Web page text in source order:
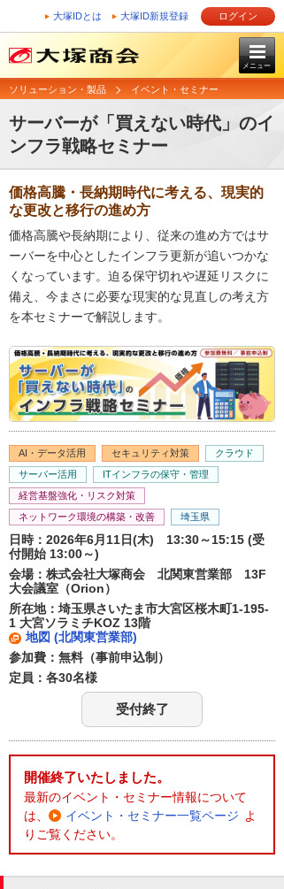
大塚IDとは 大塚ID新規登録 ログイン
メニュー
ソリューション・製品 イベント・セミナー
サーバーが「買えない時代」のイ
ンフラ戦略セミナー
価格高騰・長納期時代に考える、現実的
な更改と移行の進め方
価格高騰や長納期により、従来の進め方ではサ
ーバーを中心としたインフラ更新が追いつかな
くなっています。迫る保守切れや遅延リスクに
備え、今まさに必要な現実的な見直しの考え方
を本セミナーで解説します。
AI・データ活用 セキュリティ対策
クラウド
サーバー活用
ITインフラの保守・管理
経営基盤強化・リスク対策
ネットワーク環境の構築・改善
埼玉県
日時：2026年6月11日(木) 13:30～15:15 (受
付開始 13:00～)
会場：株式会社大塚商会 北関東営業部 13F
大会議室（Orion）
所在地：埼玉県さいたま市大宮区桜木町1-195-
1 大宮ソラミチKOZ 13階
地図 (北関東営業部)
参加費：無料（事前申込制）
定員：各30名様
受付終了
開催終了いたしました。
最新のイベント・セミナー情報について
は、
イベント・セミナー一覧ページ よ
りご覧ください。